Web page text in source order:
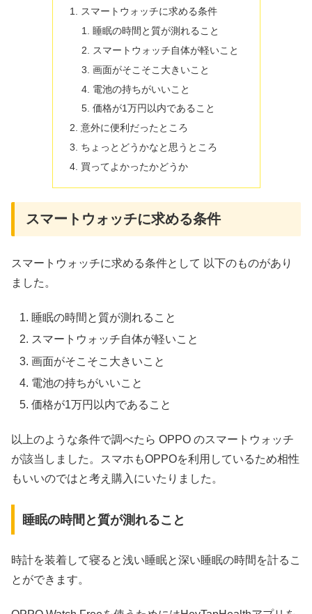
スマートウォッチに求める条件
睡眠の時間と質が測れること
スマートウォッチ自体が軽いこと
画面がそこそこ大きいこと
電池の持ちがいいこと
価格が1万円以内であること
意外に便利だったところ
ちょっとどうかなと思うところ
買ってよかったかどうか
スマートウォッチに求める条件
スマートウォッチに求める条件として 以下のものがあり
ました。
睡眠の時間と質が測れること
スマートウォッチ自体が軽いこと
画面がそこそこ大きいこと
電池の持ちがいいこと
価格が1万円以内であること
以上のような条件で調べたら OPPO のスマートウォッチ
が該当しました。スマホもOPPOを利用しているため相性
もいいのではと考え購入にいたりました。
睡眠の時間と質が測れること
時計を装着して寝ると浅い睡眠と深い睡眠の時間を計るこ
とができます。